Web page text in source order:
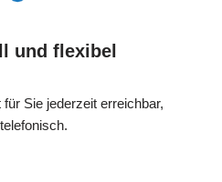
und flexibel
Sie jederzeit erreichbar,